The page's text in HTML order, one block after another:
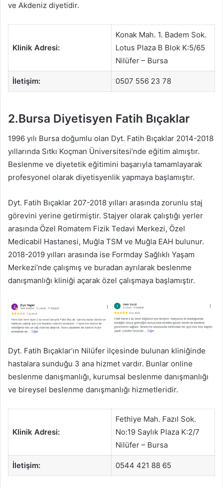
ve Akdeniz diyetidir.
Klinik Adresi:
Konak Mah. 1. Badem Sok.
Lotus Plaza B Blok K:5/65
Nilüfer – Bursa
İletişim: 0507 556 23 78
2.Bursa Diyetisyen Fatih Bıçaklar
1996 yılı Bursa doğumlu olan Dyt. Fatih Bıçaklar 2014-2018
yıllarında Sıtkı Koçman Üniversitesi’nde eğitim almıştır.
Beslenme ve diyetetik eğitimini başarıyla tamamlayarak
profesyonel olarak diyetisyenlik yapmaya başlamıştır.
Dyt. Fatih Bıçaklar 207-2018 yılları arasında zorunlu staj
görevini yerine getirmiştir. Stajyer olarak çalıştığı yerler
arasında Özel Romatem Fizik Tedavi Merkezi, Özel
Medicabil Hastanesi, Muğla TSM ve Muğla EAH bulunur.
2018-2019 yılları arasında ise Formday Sağlıklı Yaşam
Merkezi’nde çalışmış ve buradan ayrılarak beslenme
danışmanlığı kliniği açarak özel çalışmaya başlamıştır.
Dyt. Fatih Bıçaklar’ın Nilüfer ilçesinde bulunan kliniğinde
hastalara sunduğu 3 ana hizmet vardır. Bunlar online
beslenme danışmanlığı, kurumsal beslenme danışmanlığı
ve bireysel beslenme danışmanlığı hizmetleridir.
Klinik Adresi:
Fethiye Mah. Fazıl Sok.
No:19 Saylık Plaza K:2/7
Nilüfer – Bursa
İletişim: 0544 421 88 65